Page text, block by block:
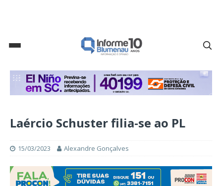
Laércio Schuster filia-se ao PL
15/03/2023 Alexandre Gonçalves